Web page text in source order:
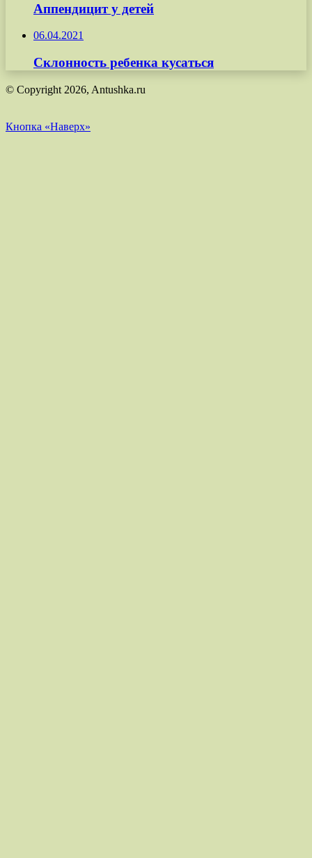
Аппендицит у детей
06.04.2021
Склонность ребенка кусаться
© Copyright 2026, Antushka.ru
Кнопка «Наверх»